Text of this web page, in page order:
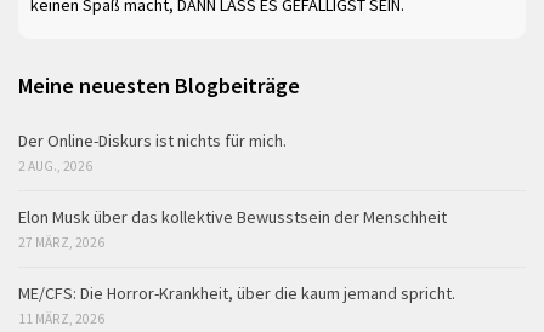
keinen Spaß macht, DANN LASS ES GEFÄLLIGST SEIN.
Meine neuesten Blogbeiträge
Der Online-Diskurs ist nichts für mich.
2 AUG., 2026
Elon Musk über das kollektive Bewusstsein der Menschheit
27 MÄRZ, 2026
ME/CFS: Die Horror-Krankheit, über die kaum jemand spricht.
11 MÄRZ, 2026